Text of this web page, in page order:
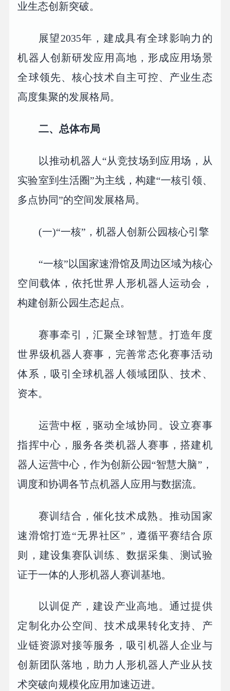
业生态创新突破。
展望2035年，建成具有全球影响力的
机器人创新研发应用高地，形成应用场景
全球领先、核心技术自主可控、产业生态
高度集聚的发展格局。
二、总体布局
以推动机器人“从竞技场到应用场，从
实验室到生活圈”为主线，构建“一核引领、
多点协同”的空间发展格局。
(一)“一核”，机器人创新公园核心引擎
“一核”以国家速滑馆及周边区域为核心
空间载体，依托世界人形机器人运动会，
构建创新公园生态起点。
赛事牵引，汇聚全球智慧。打造年度
世界级机器人赛事，完善常态化赛事活动
体系，吸引全球机器人领域团队、技术、
资本。
运营中枢，驱动全域协同。设立赛事
指挥中心，服务各类机器人赛事，搭建机
器人运营中心，作为创新公园“智慧大脑”，
调度和协调各节点机器人应用与数据流。
赛训结合，催化技术成熟。推动国家
速滑馆打造“无界社区”，遵循平赛结合原
则，建设集赛队训练、数据采集、测试验
证于一体的人形机器人赛训基地。
以训促产，建设产业高地。通过提供
定制化办公空间、技术成果转化支持、产
业链资源对接等服务，吸引机器人企业与
创新团队落地，助力人形机器人产业从技
术突破向规模化应用加速迈进。